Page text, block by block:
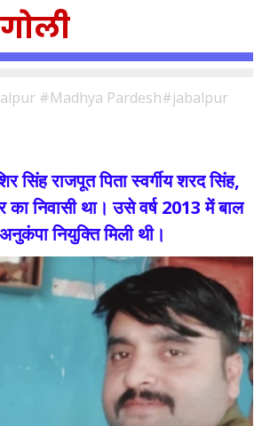
#Madhya Pardesh#jabalpur
सिंह राजपूत पिता स्वर्गीय शरद सिंह,
निवासी था। उसे वर्ष 2013 में बाल
नियुक्ति मिली थी।